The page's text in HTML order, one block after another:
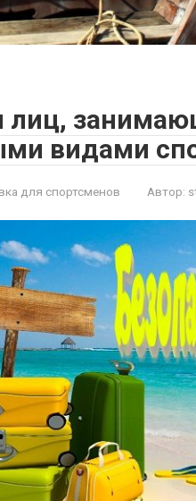
лиц,
видами
для спортсменов Автор: